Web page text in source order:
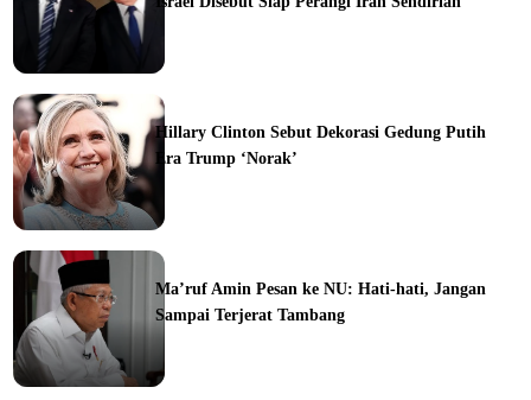
Hillary Clinton Sebut Dekorasi Gedung Putih
Era Trump ‘Norak’
Ma’ruf Amin Pesan ke NU: Hati-hati, Jangan
Sampai Terjerat Tambang